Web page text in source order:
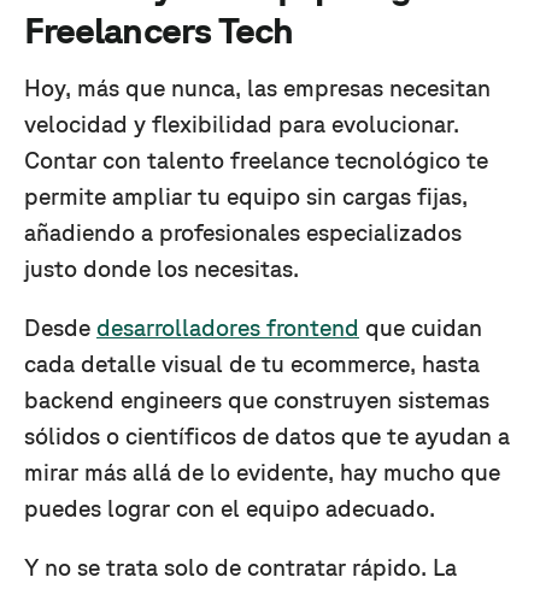
Freelancers Tech
Hoy, más que nunca, las empresas necesitan
velocidad y flexibilidad para evolucionar.
Contar con talento freelance tecnológico te
permite ampliar tu equipo sin cargas fijas,
añadiendo a profesionales especializados
justo donde los necesitas.
Desde desarrolladores frontend que cuidan
cada detalle visual de tu ecommerce, hasta
backend engineers que construyen sistemas
sólidos o científicos de datos que te ayudan a
mirar más allá de lo evidente, hay mucho que
puedes lograr con el equipo adecuado.
Y no se trata solo de contratar rápido. La